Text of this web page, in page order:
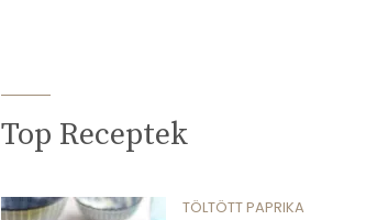
Top Receptek
TÖLTÖTT PAPRIKA